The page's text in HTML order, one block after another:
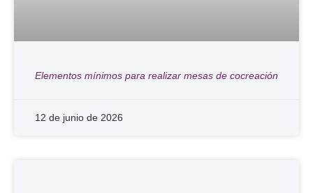
Elementos mínimos para realizar mesas de cocreación
12 de junio de 2026